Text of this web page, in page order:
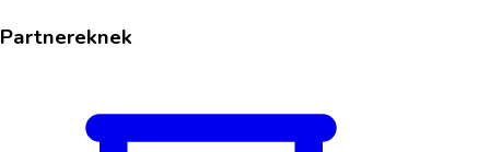
Partnereknek